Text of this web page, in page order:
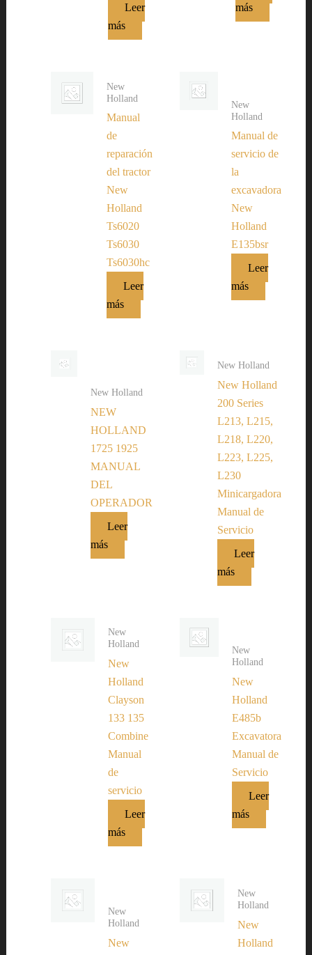
Leer
más
más
New
Holland
Manual
de
reparación
del tractor
New
Holland
Ts6020
Ts6030
Ts6030hc
Leer
más
New
Holland
Manual de
servicio de
la
excavadora
New
Holland
E135bsr
Leer
más
New Holland
NEW
HOLLAND
1725 1925
MANUAL
DEL
OPERADOR
Leer
más
New Holland
New Holland
200 Series
L213, L215,
L218, L220,
L223, L225,
L230
Minicargadora
Manual de
Servicio
Leer
más
New
Holland
New
Holland
Clayson
133 135
Combine
Manual
de
servicio
Leer
más
New
Holland
New
Holland
E485b
Excavatora
Manual de
Servicio
Leer
más
New
Holland
New
New
Holland
New
Holland